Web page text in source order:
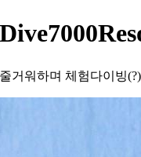
거워하며 체험다이빙